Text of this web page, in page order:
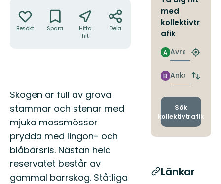
Besökt Spara
Hitta
hit
Dela
Beskrivning
Skogen är full av grova
stammar och stenar med
mjuka mossmössor
prydda med lingon- och
blåbärsris. Nästan hela
reservatet består av
gammal barrskog. Ståtliga
med
kollektivtr
afik
Avresa
A
Hitta
Ankomst
B
Byt
och
Sök
kollektivtrafik
Länkar